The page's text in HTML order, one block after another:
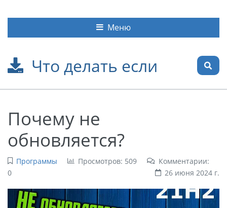
Что делать если
Меню
Почему не
обновляется?
Программы Просмотров: 509
Комментарии:
0
26 июня 2024 г.